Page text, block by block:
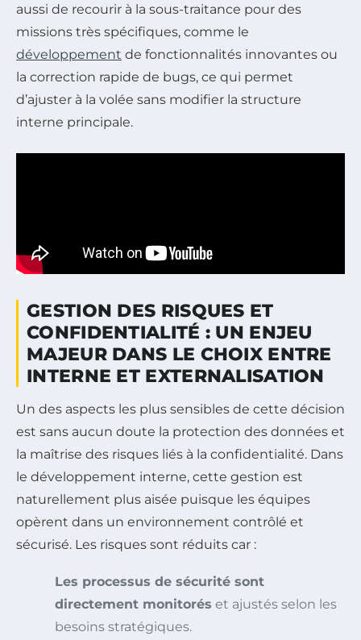
aussi de recourir à la sous-traitance pour des
missions très spécifiques, comme le
développement de fonctionnalités innovantes ou
la correction rapide de bugs, ce qui permet
d’ajuster à la volée sans modifier la structure
interne principale.
GESTION DES RISQUES ET
CONFIDENTIALITÉ : UN ENJEU
MAJEUR DANS LE CHOIX ENTRE
INTERNE ET EXTERNALISATION
Un des aspects les plus sensibles de cette décision
est sans aucun doute la protection des données et
la maîtrise des risques liés à la confidentialité. Dans
le développement interne, cette gestion est
naturellement plus aisée puisque les équipes
opèrent dans un environnement contrôlé et
sécurisé. Les risques sont réduits car :
Les processus de sécurité sont
directement monitorés et ajustés selon les
besoins stratégiques.